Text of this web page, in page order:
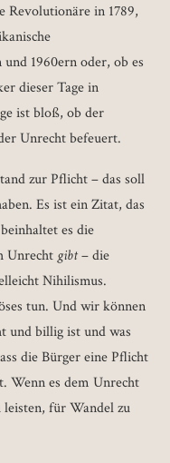
Revolutionäre in 1789,
1960ern oder, ob es
dieser Tage in
ist bloß, ob der
Unrecht befeuert.
zur Pflicht – das soll
Es ist ein Zitat, das
es die
Unrecht gibt– die
Nihilismus.
tun. Und wir können
und billig ist und was
die Bürger eine Pflicht
Wenn es dem Unrecht
für Wandel zu